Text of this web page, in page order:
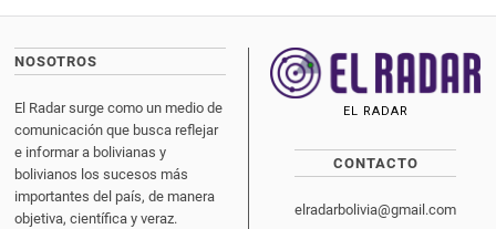
NOSOTROS
El Radar surge como un medio de
comunicación que busca reflejar
e informar a bolivianas y
bolivianos los sucesos más
importantes del país, de manera
objetiva, científica y veraz.
EL RADAR
CONTACTO
elradarbolivia@gmail.com